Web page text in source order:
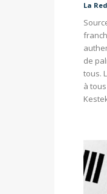
La
de
tous.
à